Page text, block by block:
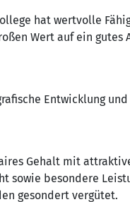
hat wertvolle
Wert auf ein
Entwicklung
Gehalt mit
sowie besondere
gesondert vergütet.